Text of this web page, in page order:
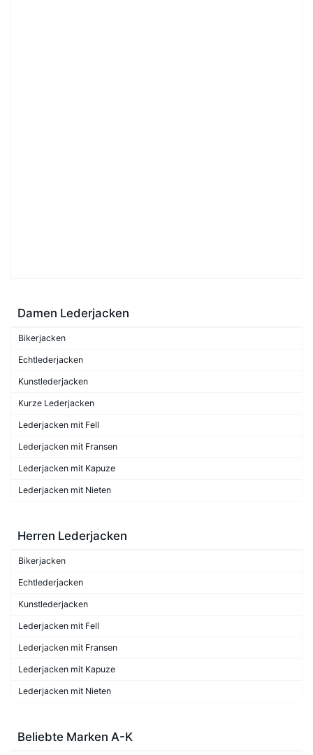
Damen Lederjacken
Bikerjacken
Echtlederjacken
Kunstlederjacken
Kurze Lederjacken
Lederjacken mit Fell
Lederjacken mit Fransen
Lederjacken mit Kapuze
Lederjacken mit Nieten
Herren Lederjacken
Bikerjacken
Echtlederjacken
Kunstlederjacken
Lederjacken mit Fell
Lederjacken mit Fransen
Lederjacken mit Kapuze
Lederjacken mit Nieten
Beliebte Marken A-K